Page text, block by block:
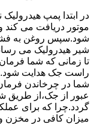
در ابتدا پمپ هیدرولیک
موتور دریافت می کند
شود.سپس روغن به
شیر هیدرولیک می
تا زمانی که شما
راست جک هدایت
شما در چرخاندن
عبور از جک،از طریق
گردد.چرا که برای
میزان کافی در مخزن